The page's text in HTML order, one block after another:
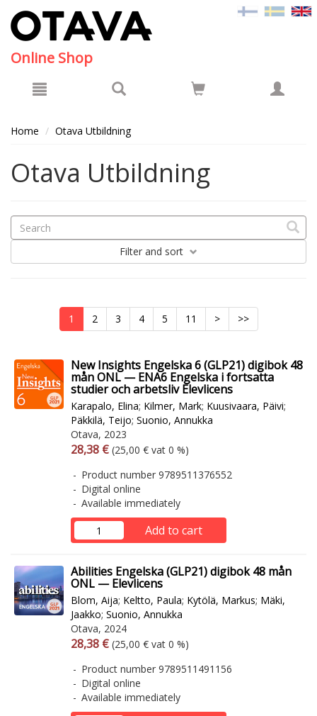
Online Shop
Home Otava Utbildning
Otava Utbildning
Filter and sort
1 2 3 4 5 11 > >>
New Insights Engelska 6 (GLP21) digibok 48
mån ONL — ENA6 Engelska i fortsatta
studier och arbetsliv Elevlicens
Karapalo, Elina; Kilmer, Mark; Kuusivaara, Päivi;
Päkkilä, Teijo; Suonio, Annukka
Otava, 2023
Arvonlisäverollinen hinta
28,38 € Excl. vat
(25,00 € vat 0 %)
Product number 9789511376552
Digital online
Available immediately
Add to cart
Abilities Engelska (GLP21) digibok 48 mån
ONL — Elevlicens
Blom, Aija; Keltto, Paula; Kytölä, Markus; Mäki,
Jaakko; Suonio, Annukka
Otava, 2024
Arvonlisäverollinen hinta
28,38 € Excl. vat
(25,00 € vat 0 %)
Product number 9789511491156
Digital online
Available immediately